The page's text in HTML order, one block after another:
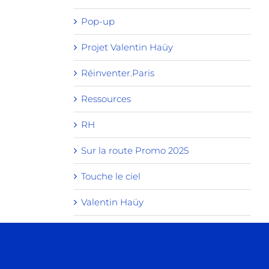
Pop-up
Projet Valentin Haüy
Réinventer.Paris
Ressources
RH
Sur la route Promo 2025
Touche le ciel
Valentin Haüy